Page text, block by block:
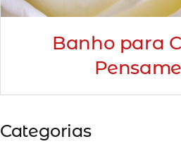
Banho para
Categorias